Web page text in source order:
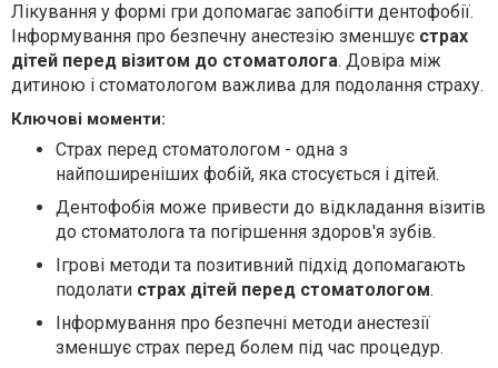
Лікування у формі гри допомагає запобігти дентофобії.
Інформування про безпечну анестезію зменшує страх
дітей перед візитом до стоматолога. Довіра між
дитиною і стоматологом важлива для подолання страху.
Ключові моменти:
Страх перед стоматологом - одна з
найпоширеніших фобій, яка стосується і дітей.
Дентофобія може привести до відкладання візитів
до стоматолога та погіршення здоров'я зубів.
Ігрові методи та позитивний підхід допомагають
подолати страх дітей перед стоматологом.
Інформування про безпечні методи анестезії
зменшує страх перед болем під час процедур.